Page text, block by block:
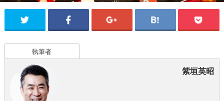
執筆者
紫垣英昭